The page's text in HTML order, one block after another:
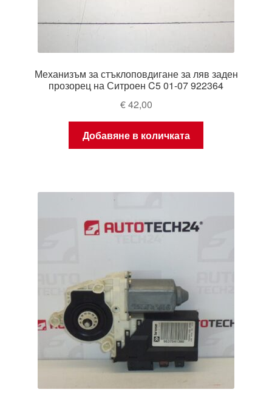
Механизъм за стъклоповдигане за ляв заден
прозорец на Ситроен C5 01-07 922364
€42,00
Добавяне в количката